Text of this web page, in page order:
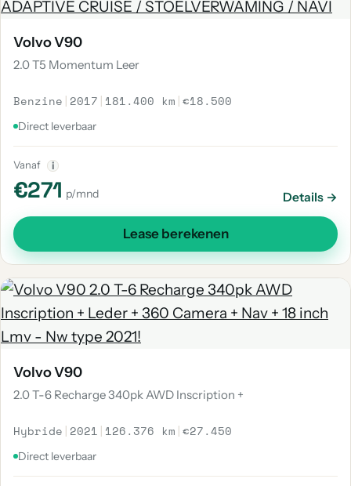
Volvo V90
2.0 T5 Momentum Leer
Benzine | 2017 | 181.400 km |€18.500
Direct leverbaar
Vanaf i
€271 p/mnd Details →
Lease berekenen
Volvo V90
2.0 T-6 Recharge 340pk AWD Inscription +
Hybride | 2021 | 126.376 km |€27.450
Direct leverbaar